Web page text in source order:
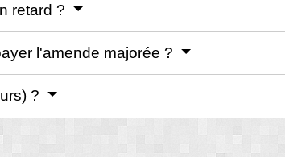
retard ?
l'amende majorée ?
?